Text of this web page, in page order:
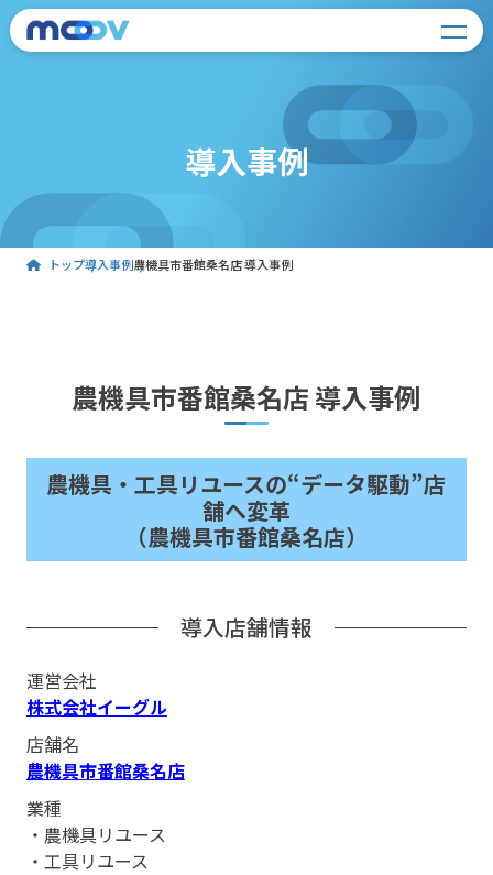
導入事例
トップ導入事例農機具市番館桑名店 導入事例
農機具市番館桑名店 導入事例
農機具・工具リユースの“データ駆動”店
舗へ変革
（農機具市番館桑名店）
導入店舗情報
運営会社
株式会社イーグル
店舗名
農機具市番館桑名店
業種
・農機具リユース
・工具リユース